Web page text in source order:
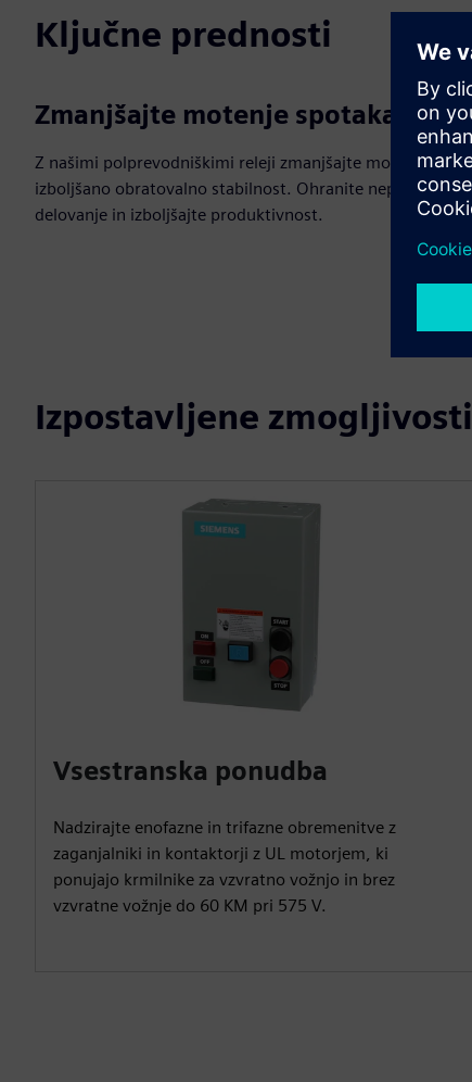
Ključne prednosti
Zmanjšajte motenje spotakanja
Z našimi polprevodniškimi releji zmanjšajte motenje za
izboljšano obratovalno stabilnost. Ohranite neprekinjeno
delovanje in izboljšajte produktivnost.
Izpostavljene zmogljivosti
Vsestranska ponudba
Nadzirajte enofazne in trifazne obremenitve z
zaganjalniki in kontaktorji z UL motorjem, ki
ponujajo krmilnike za vzvratno vožnjo in brez
vzvratne vožnje do 60 KM pri 575 V.